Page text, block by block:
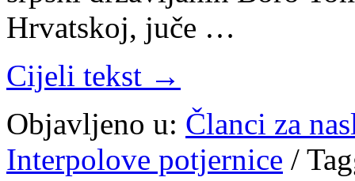
Hrvatskoj, juče …
Cijeli tekst →
Objavljeno u: Članci za
Interpolove potjernice /